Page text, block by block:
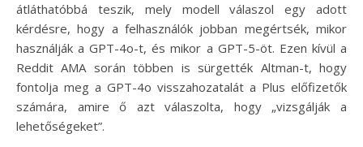
átláthatóbbá teszik, mely modell válaszol egy adott
kérdésre, hogy a felhasználók jobban megértsék, mikor
használják a GPT-4o-t, és mikor a GPT-5-öt. Ezen kívül a
Reddit AMA során többen is sürgették Altman-t, hogy
fontolja meg a GPT-4o visszahozatalát a Plus előfizetők
számára, amire ő azt válaszolta, hogy „vizsgálják a
lehetőségeket”.